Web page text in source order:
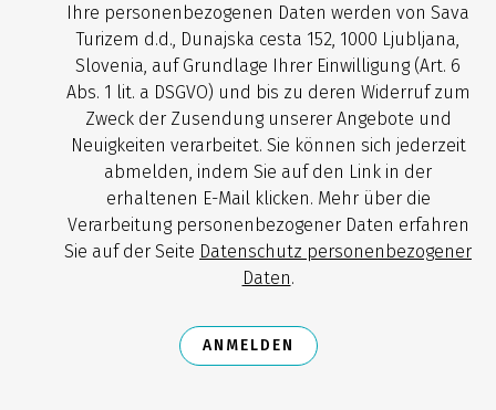
Ihre personenbezogenen Daten werden von Sava
Turizem d.d., Dunajska cesta 152, 1000 Ljubljana,
Slovenia, auf Grundlage Ihrer Einwilligung (Art. 6
Abs. 1 lit. a DSGVO) und bis zu deren Widerruf zum
Zweck der Zusendung unserer Angebote und
Neuigkeiten verarbeitet. Sie können sich jederzeit
abmelden, indem Sie auf den Link in der
erhaltenen E-Mail klicken. Mehr über die
Verarbeitung personenbezogener Daten erfahren
Sie auf der Seite Datenschutz personenbezogener
Daten.
ANMELDEN